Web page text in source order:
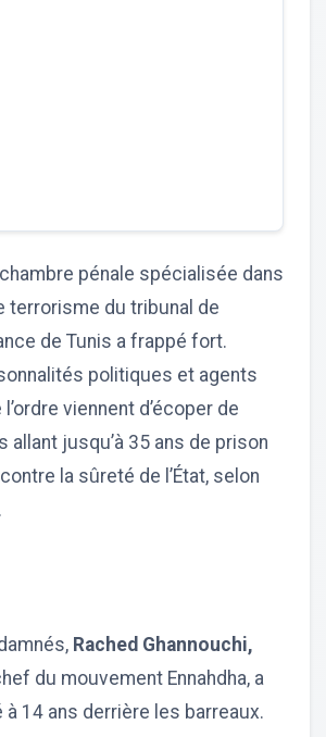
pénale spécialisée dans
terrorisme du tribunal de
de Tunis a frappé fort.
politiques et agents
viennent d’écoper de
allant jusqu’à 35 ans de prison
la sûreté de l’État, selon
Rached Ghannouchi,
du mouvement Ennahdha, a
à 14 ans derrière les barreaux.